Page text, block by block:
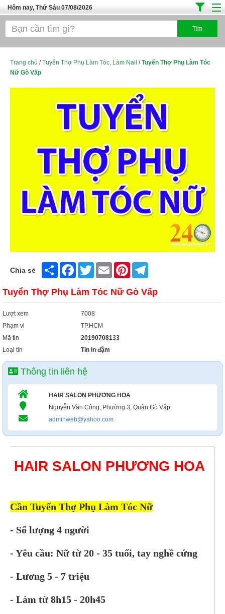
Hôm nay, Thứ Sáu 07/08/2026
Trang chủ
Tuyển Sinh Đào Tạo
Dịch Vụ
Hàng Tiêu Dùng
Trang chủ /Tuyển Thợ Phụ Làm Tóc, Làm Nail /Tuyển Thợ Phụ Làm Tóc
Nữ Gò Vấp
Chia sẻ Share FacebookTwitter Email Pinterest
Tuyển Thợ Phụ Làm Tóc Nữ Gò Vấp
Lượt xem
7008
Phạm vi
TP.HCM
Mã tin
20190708133
Loại tin
Tin in đậm
Thông tin liên hệ
HAIR SALON PHƯƠNG HOA
Nguyễn Văn Công, Phường 3, Quận Gò Vấp
adminweb@yahoo.com
HAIR SALON PHƯƠNG HOA
Cần Tuyển Thợ Phụ Làm Tóc Nữ
- Số lượng 4 người
- Yêu cầu: Nữ từ 20 - 35 tuổi, tay nghề cứng
- Lương 5 - 7 triệu
- Làm từ 8h15 - 20h45